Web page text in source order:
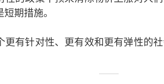
期措施。
更有针对性、更有效和更有弹性的